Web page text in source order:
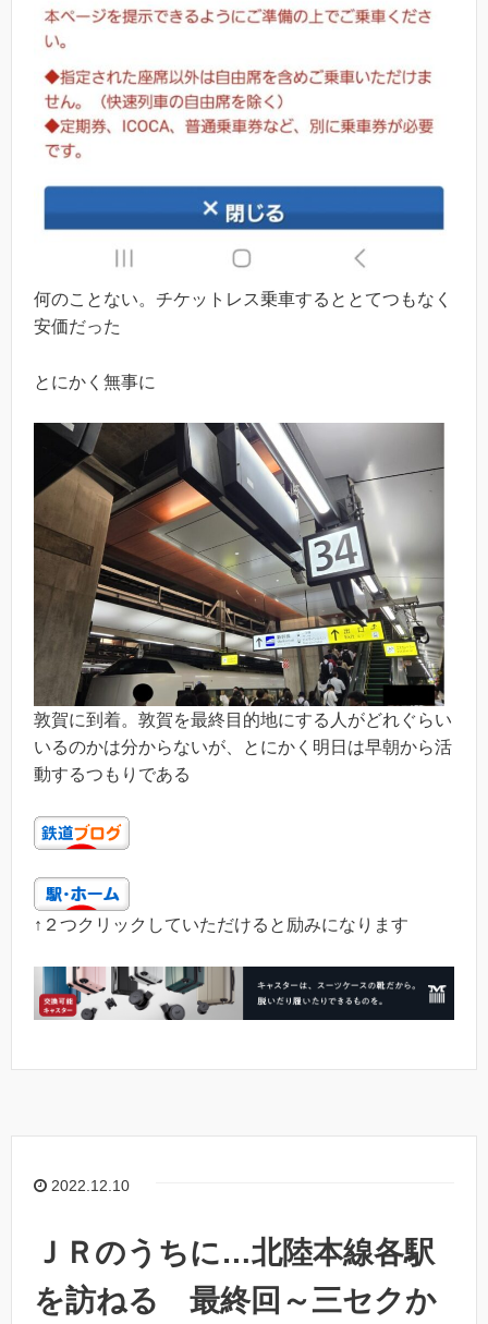
何のことない。チケットレス乗車するととてつもなく
安価だった
とにかく無事に
敦賀に到着。敦賀を最終目的地にする人がどれぐらい
いるのかは分からないが、とにかく明日は早朝から活
動するつもりである
↑２つクリックしていただけると励みになります
2022.12.10
ＪＲのうちに…北陸本線各駅
を訪ねる 最終回～三セクか